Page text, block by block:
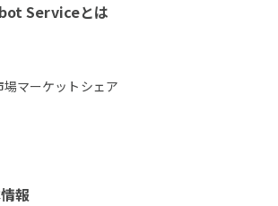
Serviceとは
マーケットシェア
報